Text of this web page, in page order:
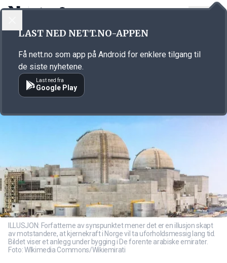
Annonsørinnhold
ILLUSJON: Forfatterne av synspunktet mener det er en illusjon skapt
av motstandere, at kjernekraft i Norge vil ta uforholdsmessig lang tid.
Bildet viser et anlegg under bygging i De forente arabiske emirater.
Foto: WIkimedia Commons/Wikiemirati
LAST NED NETT.NO-APPEN
Få nett.no som app på Android for enklere tilgang til
de siste nyhetene.
Last ned fra
Google Play